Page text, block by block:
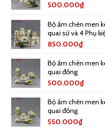
500.000₫
Bộ ấm chén men
quai sứ và 4 Phụ
850.000₫
Bộ ấm chén men
quai đồng
500.000₫
Bộ ấm chén men
quai đồng
550.000₫